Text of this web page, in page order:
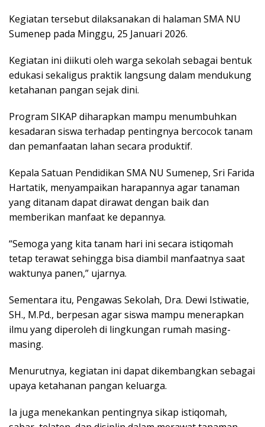
Kegiatan tersebut dilaksanakan di halaman SMA NU
Sumenep pada Minggu, 25 Januari 2026.
Kegiatan ini diikuti oleh warga sekolah sebagai bentuk
edukasi sekaligus praktik langsung dalam mendukung
ketahanan pangan sejak dini.
Program SIKAP diharapkan mampu menumbuhkan
kesadaran siswa terhadap pentingnya bercocok tanam
dan pemanfaatan lahan secara produktif.
Kepala Satuan Pendidikan SMA NU Sumenep, Sri Farida
Hartatik, menyampaikan harapannya agar tanaman
yang ditanam dapat dirawat dengan baik dan
memberikan manfaat ke depannya.
“Semoga yang kita tanam hari ini secara istiqomah
tetap terawat sehingga bisa diambil manfaatnya saat
waktunya panen,” ujarnya.
Sementara itu, Pengawas Sekolah, Dra. Dewi Istiwatie,
SH., M.Pd., berpesan agar siswa mampu menerapkan
ilmu yang diperoleh di lingkungan rumah masing-
masing.
Menurutnya, kegiatan ini dapat dikembangkan sebagai
upaya ketahanan pangan keluarga.
Ia juga menekankan pentingnya sikap istiqomah,